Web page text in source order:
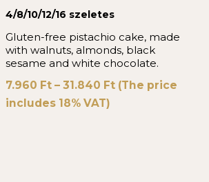
4/8/10/12/16 szeletes
Gluten-free pistachio cake, made
with walnuts, almonds, black
sesame and white chocolate.
7.960 Ft – 31.840 Ft (The price
includes 18% VAT)